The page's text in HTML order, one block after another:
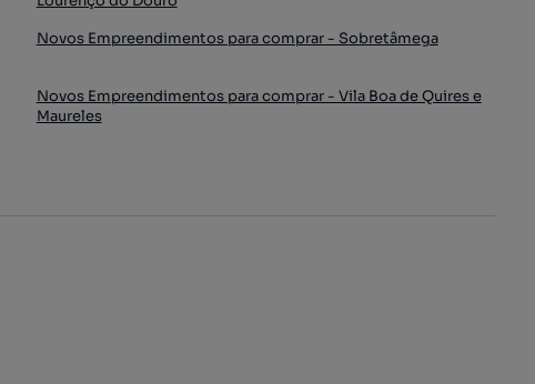
Novos Empreendimentos para comprar - Sobretâmega
Novos Empreendimentos para comprar - Vila Boa de Quires e
Maureles